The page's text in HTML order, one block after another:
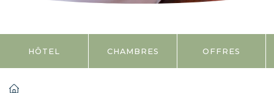
HÔTEL CHAMBRES OFFRES